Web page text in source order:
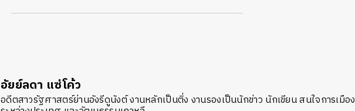
อัยย์ลดา แซ่โค้ว
อดีตสาวรัฐศาสตร์ย่านอังรีดูนังต์ งานหลักเป็นติ่ง งานรองเป็นนักข่าว นักเขียน สนใจการเมือง